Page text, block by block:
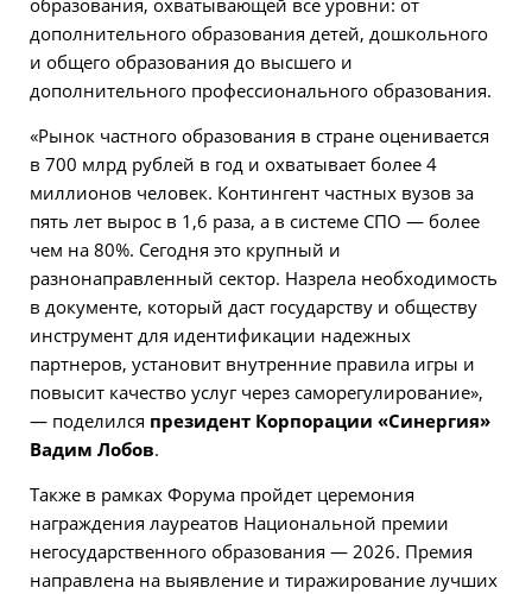
образования, охватывающей все уровни: от
дополнительного образования детей, дошкольного
и общего образования до высшего и
дополнительного профессионального образования.
«Рынок частного образования в стране оценивается
в 700 млрд рублей в год и охватывает более 4
миллионов человек. Контингент частных вузов за
пять лет вырос в 1,6 раза, а в системе СПО — более
чем на 80%. Сегодня это крупный и
разнонаправленный сектор. Назрела необходимость
в документе, который даст государству и обществу
инструмент для идентификации надежных
партнеров, установит внутренние правила игры и
повысит качество услуг через саморегулирование»,
— поделился президент Корпорации «Синергия»
Вадим Лобов.
Также в рамках Форума пройдет церемония
награждения лауреатов Национальной премии
негосударственного образования — 2026. Премия
направлена на выявление и тиражирование лучших